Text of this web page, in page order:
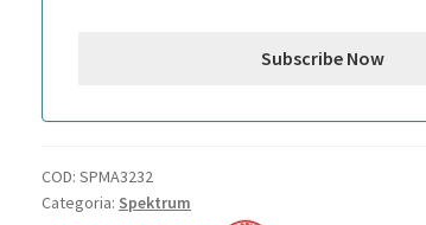
COD: SPMA3232
Categoria: Spektrum